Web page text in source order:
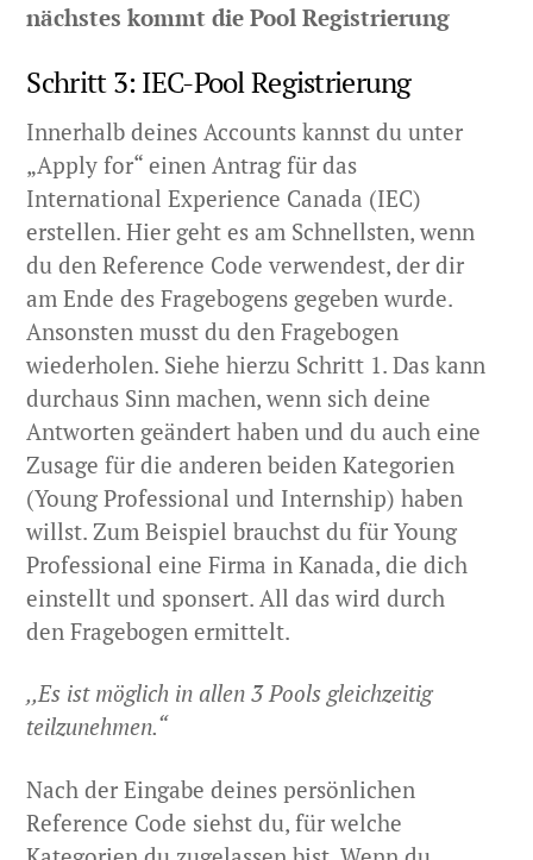
nächstes kommt die Pool Registrierung
Schritt 3: IEC-Pool Registrierung
Innerhalb deines Accounts kannst du unter
„Apply for“ einen Antrag für das
International Experience Canada (IEC)
erstellen. Hier geht es am Schnellsten, wenn
du den Reference Code verwendest, der dir
am Ende des Fragebogens gegeben wurde.
Ansonsten musst du den Fragebogen
wiederholen. Siehe hierzu Schritt 1. Das kann
durchaus Sinn machen, wenn sich deine
Antworten geändert haben und du auch eine
Zusage für die anderen beiden Kategorien
(Young Professional und Internship) haben
willst. Zum Beispiel brauchst du für Young
Professional eine Firma in Kanada, die dich
einstellt und sponsert. All das wird durch
den Fragebogen ermittelt.
,,Es ist möglich in allen 3 Pools gleichzeitig
teilzunehmen.“
Nach der Eingabe deines persönlichen
Reference Code siehst du, für welche